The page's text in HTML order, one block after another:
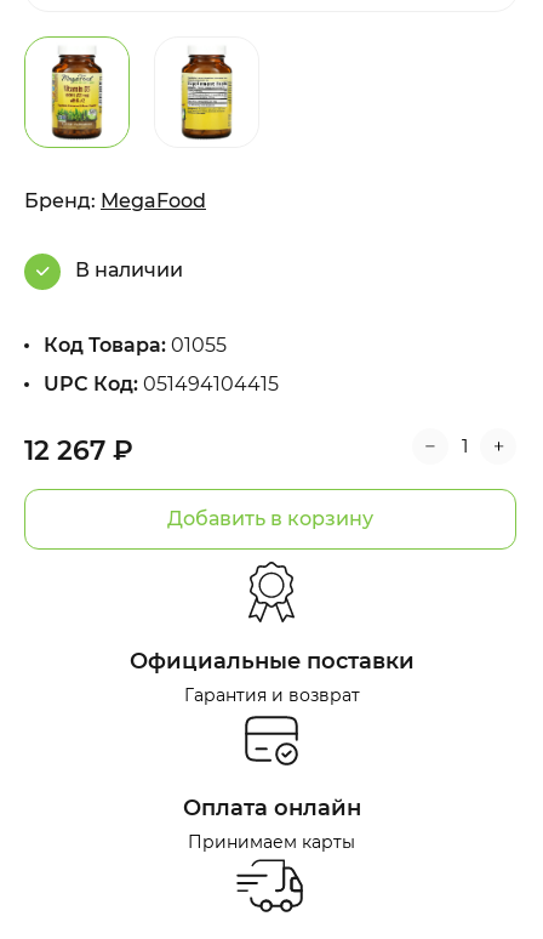
12 267 ₽
Добавить в корзину
Бренд: MegaFood
В наличии
Код Товара: 01055
UPC Код: 051494104415
Официальные поставки
Гарантия и возврат
Оплата онлайн
Принимаем карты